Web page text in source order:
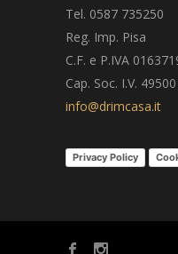
Tel. 0587 735250
Reg. Imp. Pisa
C.F. e P.IVA
Cap. Soc. I.V.
info@drimcasa.it
Privacy Policy